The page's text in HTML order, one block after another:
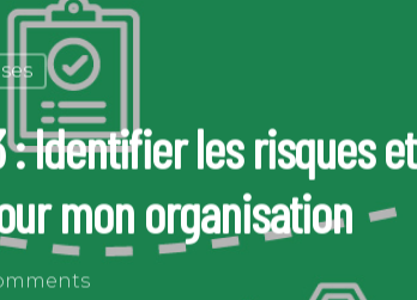
: Identifier les risques et
mon organisation